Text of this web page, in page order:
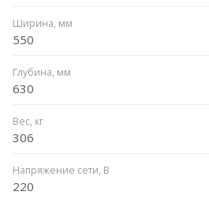
Ширина, мм
550
Глубина, мм
630
Вес, кг
306
Напряжение сети, В
220